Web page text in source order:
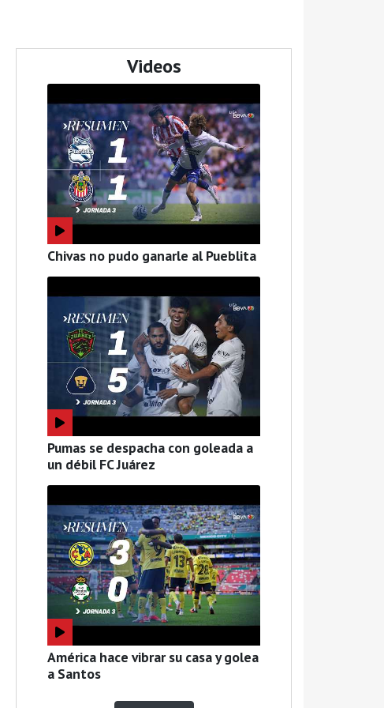
Videos
Chivas no pudo ganarle al Pueblita
Pumas se despacha con goleada a
un débil FC Juárez
América hace vibrar su casa y golea
a Santos